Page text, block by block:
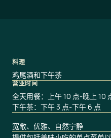
料理
鸡尾酒和下午茶
营业时间
全天用餐：上午 10 点-晚上 10
下午茶：下午 3 点-下午 6 点
宽敞、优雅、自然宁静